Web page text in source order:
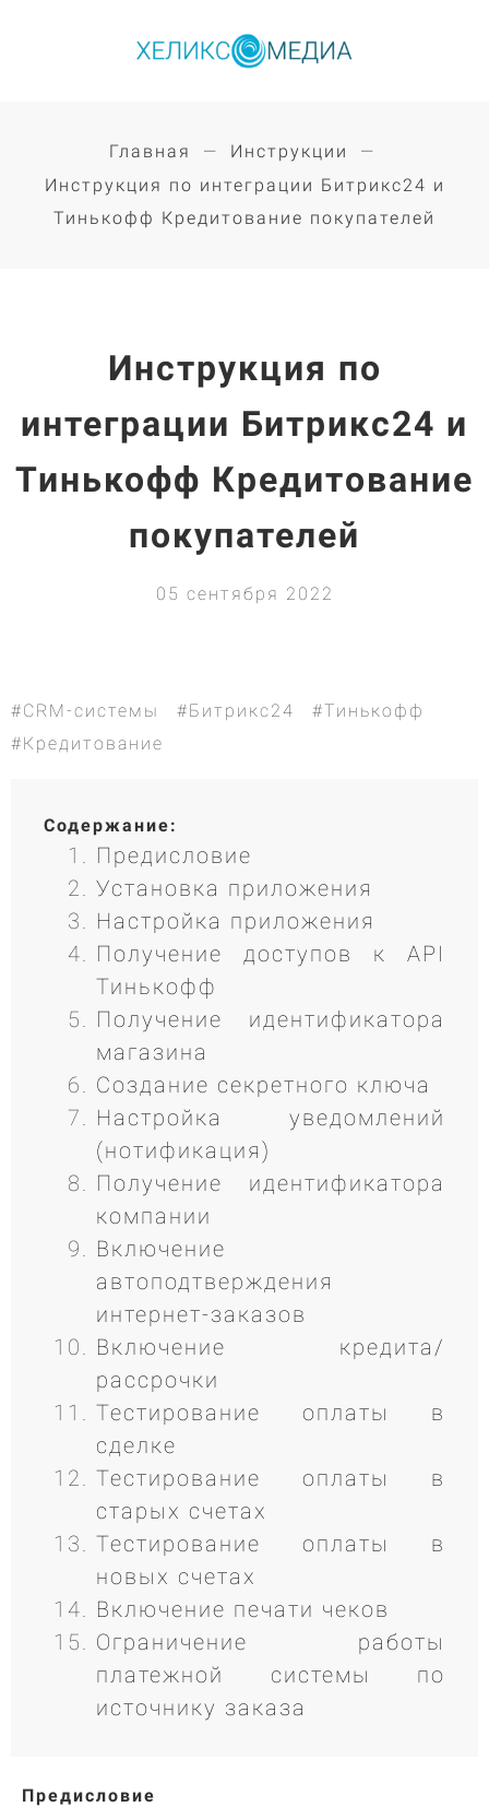
Главная
Инструкции
Инструкция по интеграции Битрикс24 и
Тинькофф Кредитование покупателей
Инструкция по
интеграции Битрикс24 и
Тинькофф Кредитование
покупателей
05 сентября 2022
#CRM-системы #Битрикс24
#Тинькофф
#Кредитование
Содержание:
Предисловие
Установка приложения
Настройка приложения
Получение доступов к API
Тинькофф
Получение идентификатора
магазина
Создание секретного ключа
Настройка уведомлений
(нотификация)
Получение идентификатора
компании
Включение
автоподтверждения
интернет-заказов
Включение кредита/
рассрочки
Тестирование оплаты в
сделке
Тестирование оплаты в
старых счетах
Тестирование оплаты в
новых счетах
Включение печати чеков
Ограничение работы
платежной системы по
источнику заказа
Предисловие